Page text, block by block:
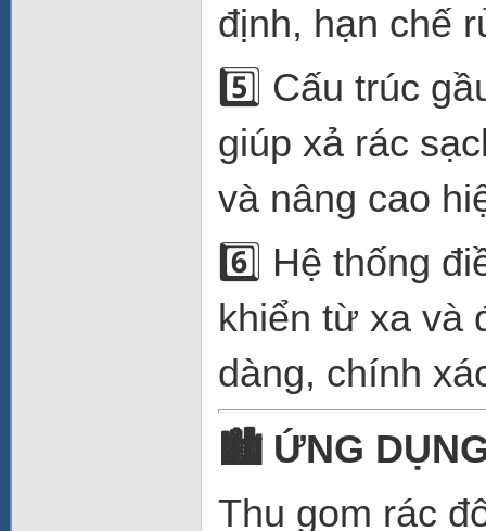
định, hạn chế
5️⃣ Cấu trúc
giúp xả rác
và nâng cao
6️⃣ Hệ thống
khiển từ xa và
dàng, chính
🏙 ỨNG
Thu gom rác